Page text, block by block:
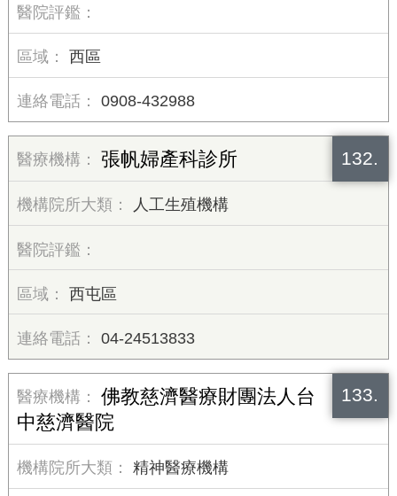
西區
0908-432988
132.
張帆婦產科診所
人工生殖機構
西屯區
04-24513833
133.
佛教慈濟醫療財團法人台
中慈濟醫院
精神醫療機構